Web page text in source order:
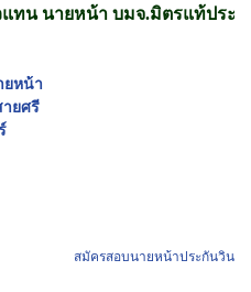
แทน นายหน้า บมจ.มิตรแท้ประ
ยหน้า
ยศรี
สมัครสอบนายหน้าประกันวินา